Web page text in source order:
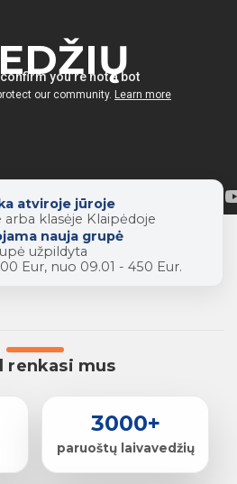
atviroje jūroje
arba klasėje Klaipėdoje
nauja grupė
užpildyta
Eur, nuo 09.01 - 450 Eur.
renkasi mus
3000+
paruoštų laivavedžių